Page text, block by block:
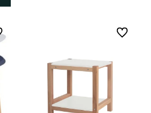
ulubionych Do